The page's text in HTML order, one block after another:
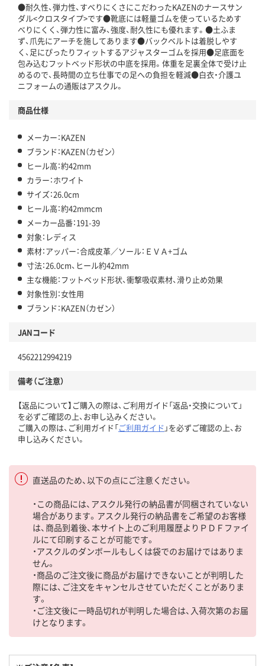
●耐久性、弾力性、すべりにくさにこだわったKAZENのナースサン
ダル<クロスタイプ>です●靴底には軽量ゴムを使っているためす
べりにくく、弾力性に富み、強度、耐久性にも優れます。●土ふま
ず、爪先にアーチを施してあります●バックベルトは着脱しやす
く、足にぴったりフィットするアジャスターゴムを採用●足底面を
包み込むフットベッド形状の中底を採用。体重を足裏全体で受け止
めるので、長時間の立ち仕事での足への負担を軽減●白衣・介護ユ
ニフォームの通販はアスクル。
商品仕様
メーカー：KAZEN
ブランド：KAZEN（カゼン）
ヒール高：約42mm
カラー：ホワイト
サイズ：26.0cm
ヒール高：約42mmcm
メーカー品番：191-39
対象：レディス
素材：アッパー：合成皮革／ソール：ＥＶＡ+ゴム
寸法：26.0cm、ヒール約42mm
主な機能：フットベッド形状、衝撃吸収素材、滑り止め効果
対象性別：女性用
ブランド：KAZEN（カゼン）
JANコード
4562212994219
備考（ご注意）
【返品について】ご購入の際は、ご利用ガイド「返品・交換について」
を必ずご確認の上、お申し込みください。
ご購入の際は、ご利用ガイド「ご利用ガイド 」を必ずご確認の上、お
申し込みください。
直送品のため、以下の点にご注意ください。
・この商品には、アスクル発行の納品書が同梱されていない
場合があります。アスクル発行の納品書をご希望のお客様
は、商品到着後、本サイト上のご利用履歴よりＰＤＦファイ
ルにて印刷することが可能です。
・アスクルのダンボールもしくは袋でのお届けではありま
せん。
・商品のご注文後に商品がお届けできないことが判明した
際には、ご注文をキャンセルさせていただくことがありま
す。
・ご注文後に一時品切れが判明した場合は、入荷次第のお届
けとなります。